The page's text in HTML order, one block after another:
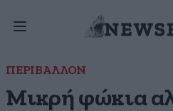
ΠΕΡΙΒΑΛΛΟΝ
Μικρή φώκια